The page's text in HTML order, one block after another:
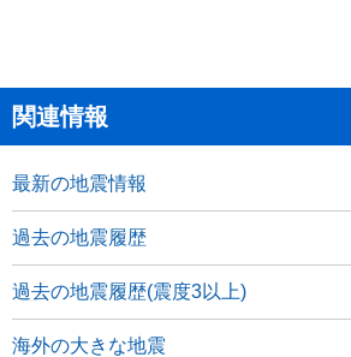
関連情報
最新の地震情報
過去の地震履歴
過去の地震履歴(震度3以上)
海外の大きな地震